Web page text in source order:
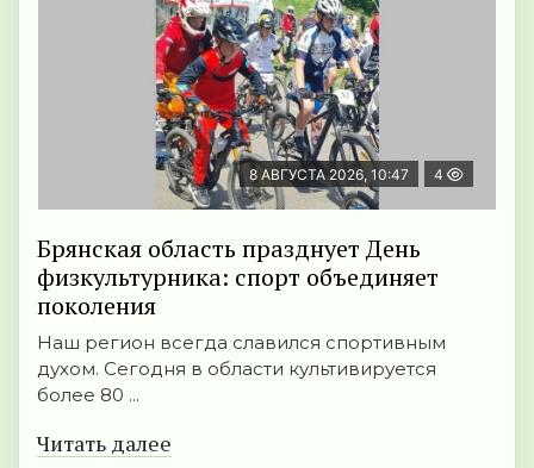
8 АВГУСТА 2026, 10:47 4
Брянская область празднует День
физкультурника: спорт объединяет
поколения
Наш регион всегда славился спортивным
духом. Сегодня в области культивируется
более 80 ...
Читать далее